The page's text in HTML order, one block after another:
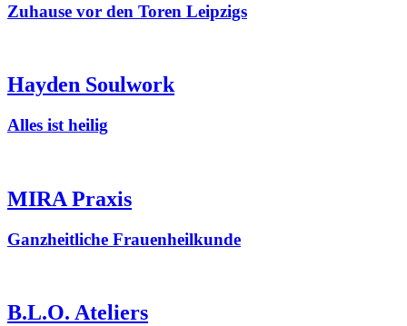
Zuhause vor den Toren Leipzigs
Hayden Soulwork
Alles ist heilig
MIRA Praxis
Ganzheitliche Frauenheilkunde
B.L.O. Ateliers